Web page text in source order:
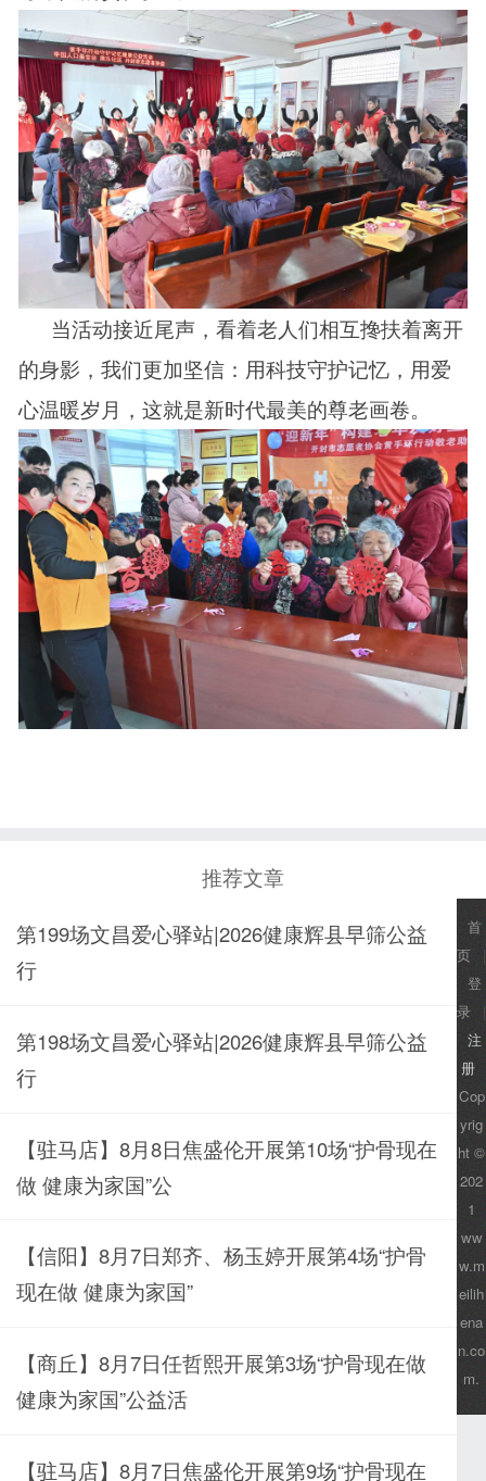
当活动接近尾声，看着老人们相互搀扶着离开
的身影，我们更加坚信：用科技守护记忆，用爱
心温暖岁月，这就是新时代最美的尊老画卷。
推荐文章
第199场文昌爱心驿站|2026健康辉县早筛公益
行
第198场文昌爱心驿站|2026健康辉县早筛公益
行
【驻马店】8月8日焦盛伦开展第10场“护骨现在
做 健康为家国”公
【信阳】8月7日郑齐、杨玉婷开展第4场“护骨
现在做 健康为家国”
【商丘】8月7日任哲熙开展第3场“护骨现在做
健康为家国”公益活
【驻马店】8月7日焦盛伦开展第9场“护骨现在
首
页
|
登
录
|
注
册
Cop
yrig
ht ©
202
1
ww
w.m
eilih
ena
n.co
m.